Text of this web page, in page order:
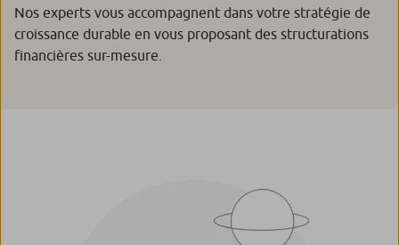
Nos experts vous accompagnent dans votre stratégie de
croissance durable en vous proposant des structurations
financières sur-mesure.